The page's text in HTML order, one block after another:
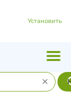
Установить